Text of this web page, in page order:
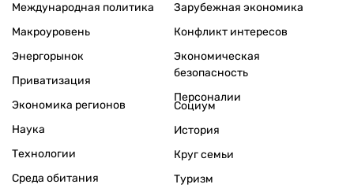
Международная политика
Макроуровень
Энергорынок
Приватизация
Экономика регионов
Зарубежная экономика
Конфликт интересов
Экономическая
безопасность
Персоналии
Наука
Технологии
Среда обитания
Социум
История
Круг семьи
Туризм